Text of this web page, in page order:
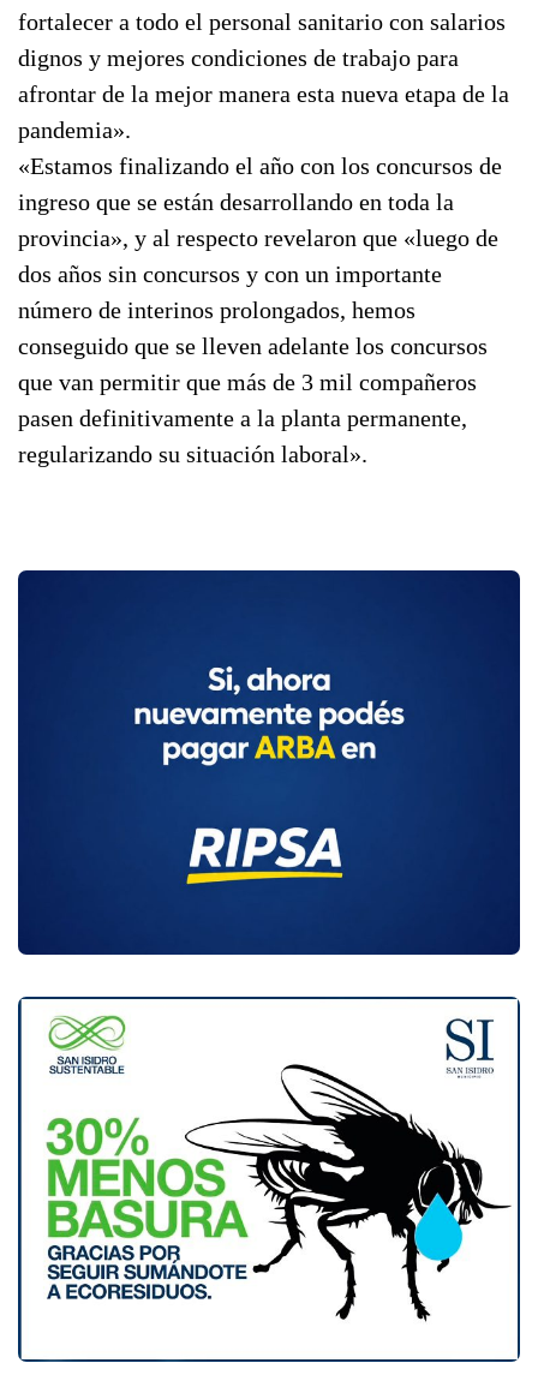
fortalecer a todo el personal sanitario con salarios
dignos y mejores condiciones de trabajo para
afrontar de la mejor manera esta nueva etapa de la
pandemia».
«Estamos finalizando el año con los concursos de
ingreso que se están desarrollando en toda la
provincia», y al respecto revelaron que «luego de
dos años sin concursos y con un importante
número de interinos prolongados, hemos
conseguido que se lleven adelante los concursos
que van permitir que más de 3 mil compañeros
pasen definitivamente a la planta permanente,
regularizando su situación laboral».